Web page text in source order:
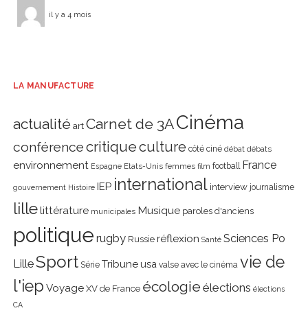
il y a 4 mois
LA MANUFACTURE
actualité art Carnet de 3ACinéma
conférencecritiqueculture côté ciné débat débats
environnement Espagne Etats-Unis femmes film football France
gouvernement Histoire IEP international interview journalisme
lillelittérature municipales Musique paroles d'anciens
politique rugby Russie réflexion Santé Sciences Po
LilleSport Série Tribune usa valse avec le cinéma vie de
l'iep Voyage XV de France écologie élections élections
CA